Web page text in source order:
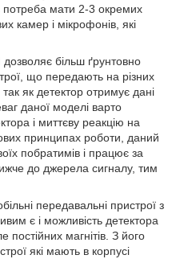
потреба мати 2-3 окремих
камер і мікрофонів, які
більш ґрунтовно
що передають на різних
як детектор отримує дані
даної моделі варто
і миттєву реакцію на
принципах роботи, даний
побратимів і працює за
до джерела сигналу, тим
передавальні пристрої з
є і можливість детектора
постійних магнітів. З його
які мають в корпусі